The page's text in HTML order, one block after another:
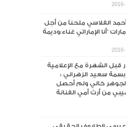
الفلاسي ملحناً من أجل
“أنا الإماراتي غناء:وديمة
قبل الشهرة مع الإعلامية
بسمة سعيد الزهراني :
خالي ولم أحصل
من أرث أمي الفنانة